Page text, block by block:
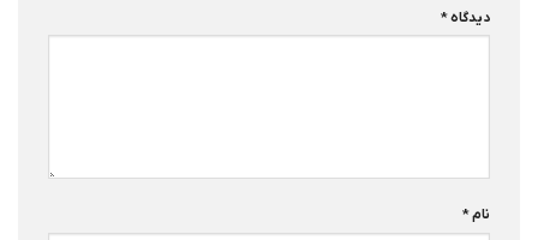
دیدگاه*
نام*